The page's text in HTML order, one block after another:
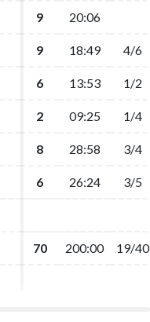
9 20:06
9 18:49 4/6
6 13:53 1/2
2 09:25 1/4
8 28:58 3/4
6 26:24 3/5
70 200:00 19/40
9 20:06
9 18:49 4/6
6 13:53 1/2
2 09:25 1/4
8 28:58 3/4
6 26:24 3/5
70 200:00 19/40